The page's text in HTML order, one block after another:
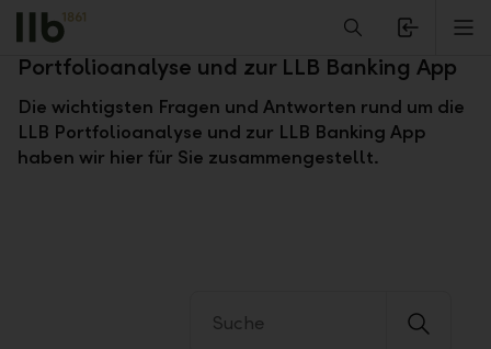
Alerts.Headline
Fragen und Antworten zur LLB
Portfolioanalyse und zur LLB Banking App
Die wichtigsten Fragen und Antworten rund um die
LLB Portfolioanalyse und zur LLB Banking App
haben wir hier für Sie zusammengestellt.